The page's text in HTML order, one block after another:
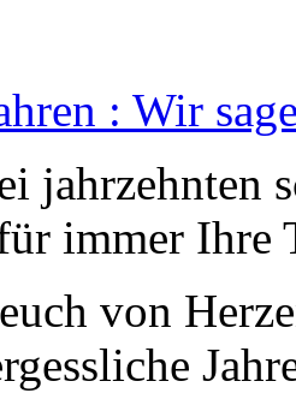
: Wir
jahrzehnten
immer Ihre
von